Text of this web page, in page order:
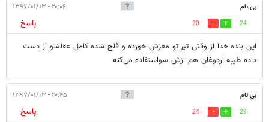
بی نام ۲۰:۰۶ - ۱۳۹۷/۰۱/۱۳
24
20
پاسخ
این بنده خدا از وقتی تیر تو مغزش خورده و فلج شده کامل عقلشو از دست
داده طیبه اردوغان هم ازش سواستفاده می‌کنه
بی نام ۲۰:۴۵ - ۱۳۹۷/۰۱/۱۳
29
24
پاسخ